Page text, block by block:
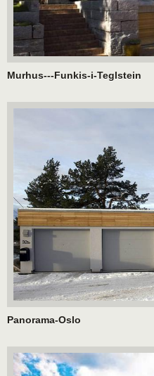
Murhus---Funkis-i-Teglstein
Panorama-Oslo